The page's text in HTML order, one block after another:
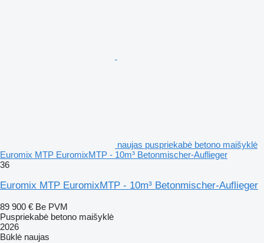
naujas puspriekabė betono maišyklė
Euromix MTP EuromixMTP - 10m³ Betonmischer-Auflieger
36
Euromix MTP EuromixMTP - 10m³ Betonmischer-Auflieger
89 900 € Be PVM
Puspriekabė betono maišyklė
2026
Būklė naujas